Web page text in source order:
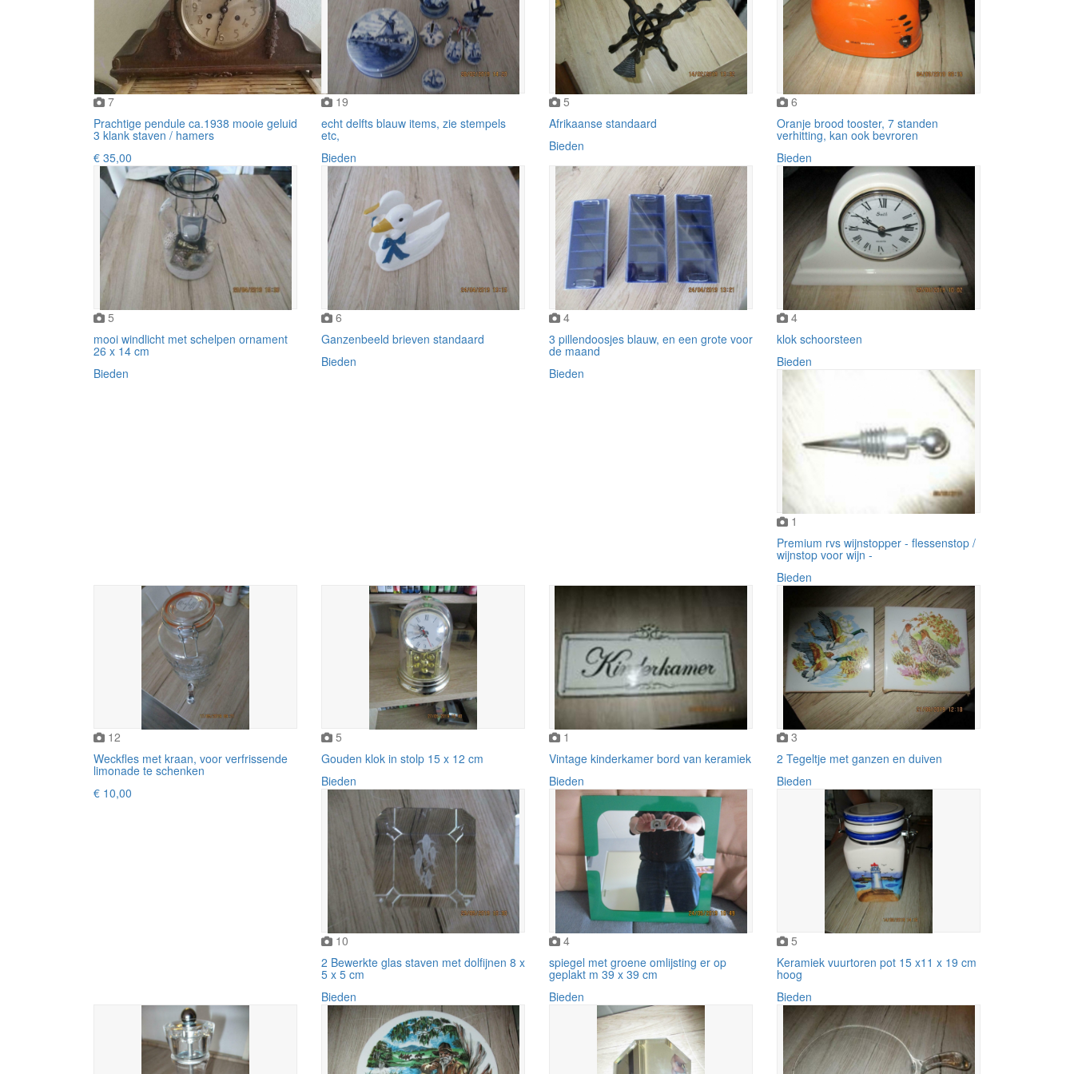
7
Prachtige pendule ca.1938 mooie geluid
3 klank staven / hamers
€ 35,00
19
echt delfts blauw items, zie stempels
etc,
Bieden
5
Afrikaanse standaard
Bieden
6
Oranje brood tooster, 7 standen
verhitting, kan ook bevroren
Bieden
5
mooi windlicht met schelpen ornament
26 x 14 cm
Bieden
6
Ganzenbeeld brieven standaard
Bieden
4
3 pillendoosjes blauw, en een grote voor
de maand
Bieden
4
klok schoorsteen
Bieden
1
Premium rvs wijnstopper - flessenstop /
wijnstop voor wijn -
Bieden
12
Weckfles met kraan, voor verfrissende
limonade te schenken
€ 10,00
5
Gouden klok in stolp 15 x 12 cm
Bieden
1
Vintage kinderkamer bord van keramiek
Bieden
3
2 Tegeltje met ganzen en duiven
Bieden
10
2 Bewerkte glas staven met dolfijnen 8 x
5 x 5 cm
Bieden
4
spiegel met groene omlijsting er op
geplakt m 39 x 39 cm
Bieden
5
Keramiek vuurtoren pot 15 x11 x 19 cm
hoog
Bieden